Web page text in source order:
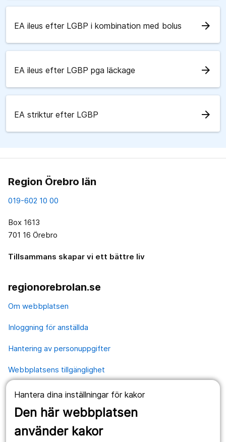
Hantera dina inställningar för kakor
Den här webbplatsen
använder kakor
EA ileus efter LGBP i kombination med bolus arrow_forward
EA ileus efter LGBP pga läckage arrow_forward
EA striktur efter LGBP arrow_forward
Region Örebro län
019-602 10 00
Box 1613
701 16 Örebro
Tillsammans skapar vi ett bättre liv
regionorebrolan.se
Om webbplatsen
Inloggning för anställda
Hantering av personuppgifter
Webbplatsens tillgänglighet
Våra webbplatser
1177.se